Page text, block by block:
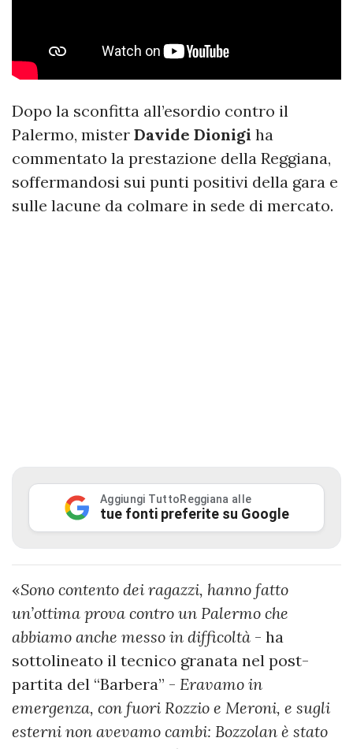
Dopo la sconfitta all’esordio contro il
Palermo, mister Davide Dionigi ha
commentato la prestazione della Reggiana,
soffermandosi sui punti positivi della gara e
sulle lacune da colmare in sede di mercato.
Aggiungi TuttoReggiana alle
tue fonti preferite su Google
«Sono contento dei ragazzi, hanno fatto
un’ottima prova contro un Palermo che
abbiamo anche messo in difficoltà - ha
sottolineato il tecnico granata nel post-
partita del “Barbera” - Eravamo in
emergenza, con fuori Rozzio e Meroni, e sugli
esterni non avevamo cambi: Bozzolan è stato